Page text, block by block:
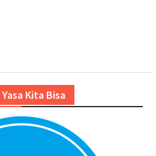
Kita Bisa